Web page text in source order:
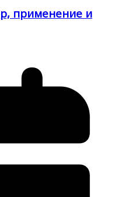
применение и